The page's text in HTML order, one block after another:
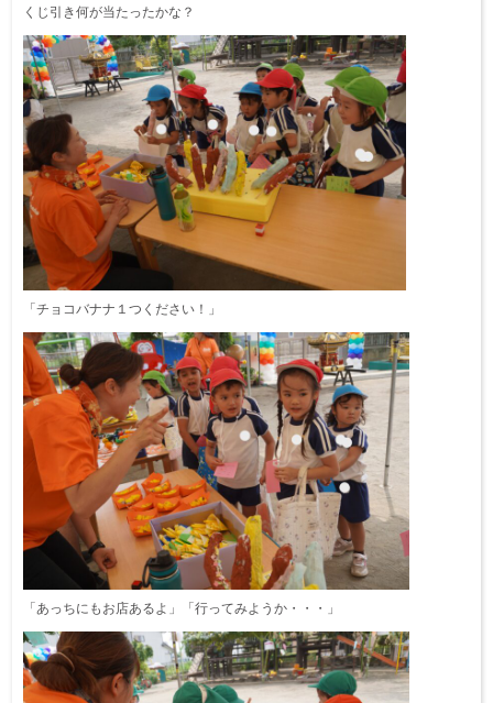
くじ引き何が当たったかな？
「チョコバナナ１つください！」
「あっちにもお店あるよ」「行ってみようか・・・」